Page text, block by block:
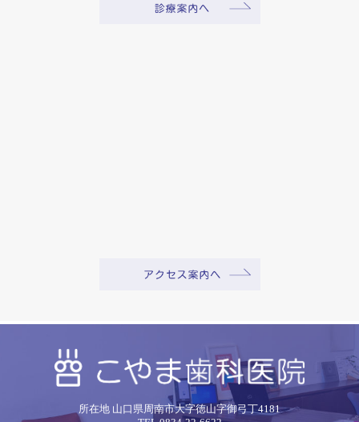
所在地 山口県周南市大字徳山字御弓丁4181